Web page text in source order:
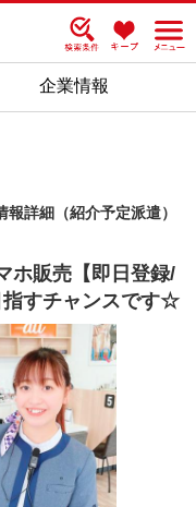
企業情報
詳細（紹介予定派遣）
販売【即日登録/
すチャンスです☆